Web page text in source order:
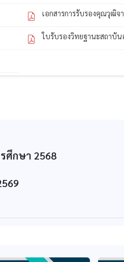
เอกสารการรับรองคุณวุฒิจ
ใบรับรองวิทยฐานะสถาบั
ศึกษา 2568